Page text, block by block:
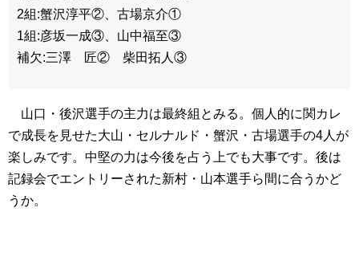
2組:蟹沢淳平②、古場京介①
1組:彦坂一成③、山中福至③
補欠:三澤 匠② 柴田拓人③
山口・後沢選手の主力は最終組とみる。個人的に関カレ
で成長を見せた大山・セルナルド・蟹沢・古場選手の4人が
楽しみです。中堅の力は今後を占う上でも大事です。後は
記録会でエントリーされた新村・山本選手ら間に合うかど
うか。